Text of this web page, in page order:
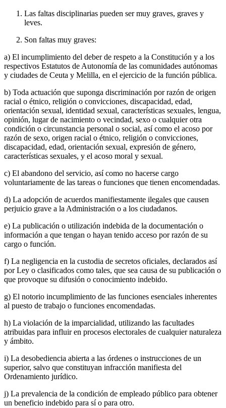
Las faltas disciplinarias pueden ser muy graves, graves y
leves.
Son faltas muy graves:
a) El incumplimiento del deber de respeto a la Constitución y a los
respectivos Estatutos de Autonomía de las comunidades autónomas
y ciudades de Ceuta y Melilla, en el ejercicio de la función pública.
b) Toda actuación que suponga discriminación por razón de origen
racial o étnico, religión o convicciones, discapacidad, edad,
orientación sexual, identidad sexual, características sexuales, lengua,
opinión, lugar de nacimiento o vecindad, sexo o cualquier otra
condición o circunstancia personal o social, así como el acoso por
razón de sexo, origen racial o étnico, religión o convicciones,
discapacidad, edad, orientación sexual, expresión de género,
características sexuales, y el acoso moral y sexual.
c) El abandono del servicio, así como no hacerse cargo
voluntariamente de las tareas o funciones que tienen encomendadas.
d) La adopción de acuerdos manifiestamente ilegales que causen
perjuicio grave a la Administración o a los ciudadanos.
e) La publicación o utilización indebida de la documentación o
información a que tengan o hayan tenido acceso por razón de su
cargo o función.
f) La negligencia en la custodia de secretos oficiales, declarados así
por Ley o clasificados como tales, que sea causa de su publicación o
que provoque su difusión o conocimiento indebido.
g) El notorio incumplimiento de las funciones esenciales inherentes
al puesto de trabajo o funciones encomendadas.
h) La violación de la imparcialidad, utilizando las facultades
atribuidas para influir en procesos electorales de cualquier naturaleza
y ámbito.
i) La desobediencia abierta a las órdenes o instrucciones de un
superior, salvo que constituyan infracción manifiesta del
Ordenamiento jurídico.
j) La prevalencia de la condición de empleado público para obtener
un beneficio indebido para sí o para otro.